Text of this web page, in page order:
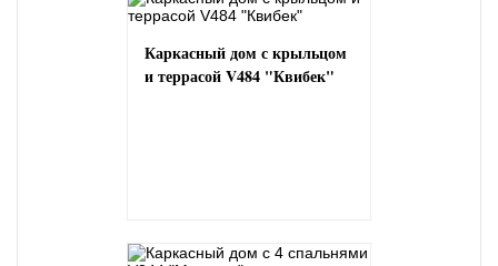
Каркасный дом с крыльцом
и террасой V484 "Квибек"